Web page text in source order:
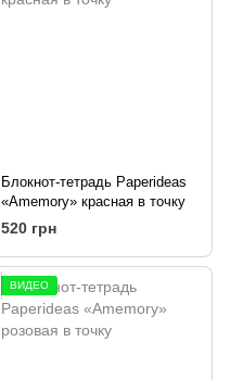
Блокнот-тетрадь Paperideas
«Amemory» красная в точку
520 грн
ВИДЕО